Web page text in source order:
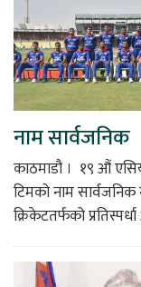
नाम सार्वजनिक
काठमाडौ । १९ औं
टिमको नाम
क्रिकेटतर्फको